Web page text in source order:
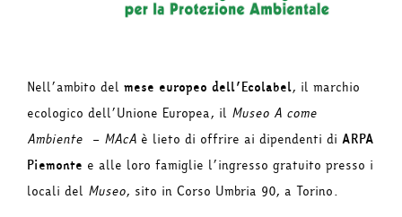
Nell’ambito del mese europeo dell’Ecolabel, il marchio
ecologico dell’Unione Europea, il Museo A come
Ambiente – MAcA è lieto di offrire ai dipendenti di ARPA
Piemonte e alle loro famiglie l’ingresso gratuito presso i
locali del Museo, sito in Corso Umbria 90, a Torino.